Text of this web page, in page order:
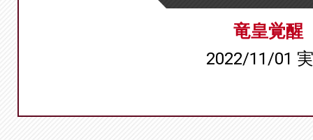
竜皇覚醒
2022/11/01